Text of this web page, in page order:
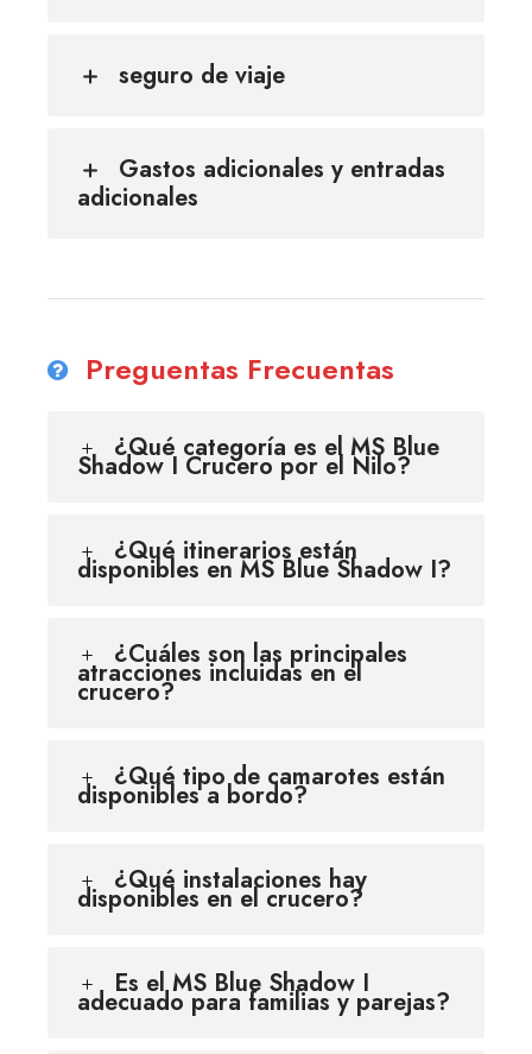
seguro de viaje
Gastos adicionales y entradas
adicionales
Preguentas Frecuentas
¿Qué categoría es el MS Blue
Shadow I Crucero por el Nilo?
¿Qué itinerarios están
disponibles en MS Blue Shadow I?
¿Cuáles son las principales
atracciones incluidas en el
crucero?
¿Qué tipo de camarotes están
disponibles a bordo?
¿Qué instalaciones hay
disponibles en el crucero?
Es el MS Blue Shadow I
adecuado para familias y parejas?